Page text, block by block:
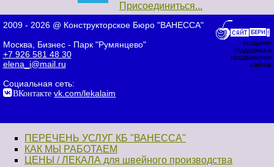
Присоединиться...
2009 - 2026 @ Конструкторское Бюро "ВАНЕССА"
Москва, Бизнес - Парк "Румянцево"
+7 926 581 48 30
elena_i@mail.ru
Социальная сеть:
ВКонтакте vk.com/lekalaim
создание
поддержка и
продвижение
сайтов
ПЕРЕЧЕНЬ УСЛУГ КБ "ВАНЕССА"
КАК МЫ РАБОТАЕМ
ЦЕНЫ / ЛЕКАЛА для швейного производства